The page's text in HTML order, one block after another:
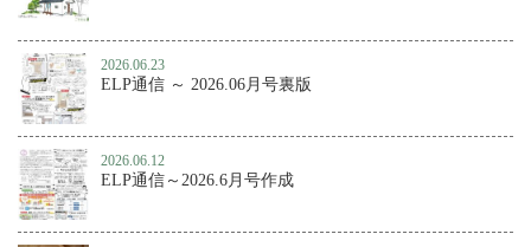
2026.06.23
ELP通信 ～ 2026.06月号裏版
2026.06.12
ELP通信～2026.6月号作成